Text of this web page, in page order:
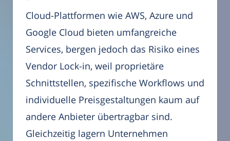
Cloud-Plattformen wie AWS, Azure und
Google Cloud bieten umfangreiche
Services, bergen jedoch das Risiko eines
Vendor Lock-in, weil proprietäre
Schnittstellen, spezifische Workflows und
individuelle Preisgestaltungen kaum auf
andere Anbieter übertragbar sind.
Gleichzeitig lagern Unternehmen